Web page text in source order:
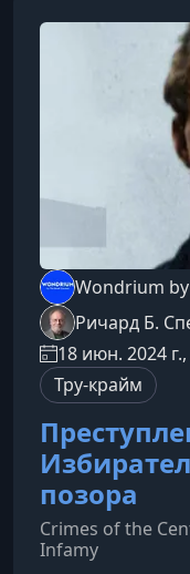
этот курсКурс
нераскрытых
загадочных
Wondrium
Ричард Б.
18 июн. 2024
Тру-крайм
позора
Crimes of the
Infamy